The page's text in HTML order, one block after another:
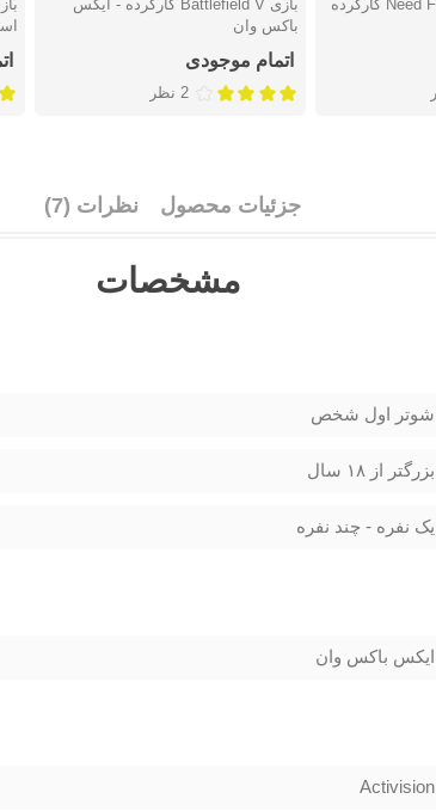
بازی Need For Speed Rivals کارکرده
دوست داشتنبازی Battlefield V کارکرده - ایکس
باکس وان
اتمام موجودی
2 نظر
جزئیات محصول نظرات (7)
مشخصات
شوتر اول شخص
بزرگتر از ۱۸ سال
یک نفره - چند نفره
ایکس باکس وان
Activision